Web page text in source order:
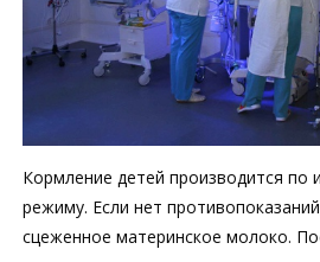
Кормление детей производится по
режиму. Если нет
сцеженное материнское молоко.